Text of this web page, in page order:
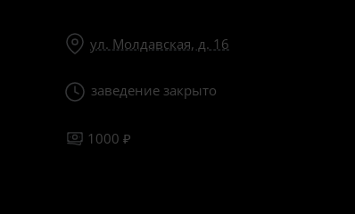
ул. Молдавская, д. 16
заведение закрыто
1000 ₽